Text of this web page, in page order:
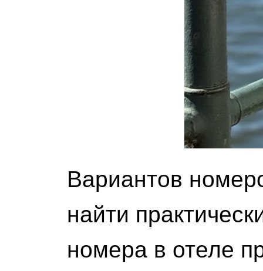
Вариантов
найти
номера в отеле